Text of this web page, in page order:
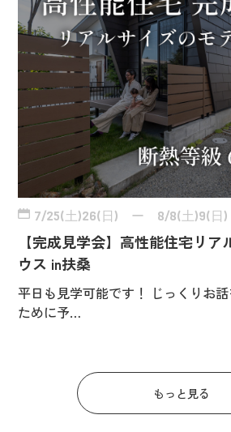
7/25(土)26(日) ー 8/8(土)9(日)
【完成見学会】高性能住宅リ
ウス in扶桑
平日も見学可能です！ じっくりお
ために予…
もっと見る